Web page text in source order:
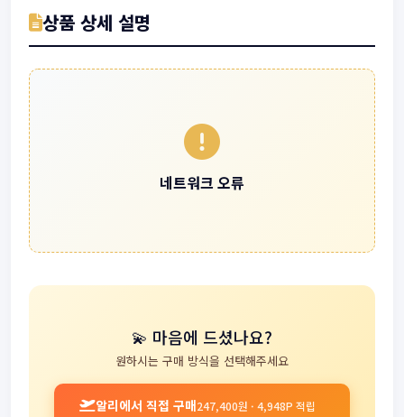
상품 상세 설명
네트워크 오류
💫 마음에 드셨나요?
원하시는 구매 방식을 선택해주세요
알리에서 직접 구매247,400원 · 4,948P 적립